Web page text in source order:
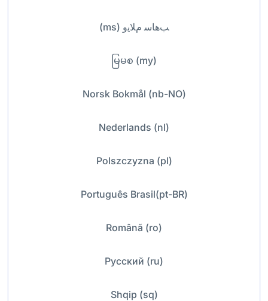
ﺐﻫﺎﺳ ﻡﻼﻳﻭ (ms)
မြမစ (my)
Norsk Bokmål (nb-NO)
Nederlands (nl)
Polszczyzna (pl)
Português Brasil(pt-BR)
Română (ro)
Русский (ru)
Shqip (sq)